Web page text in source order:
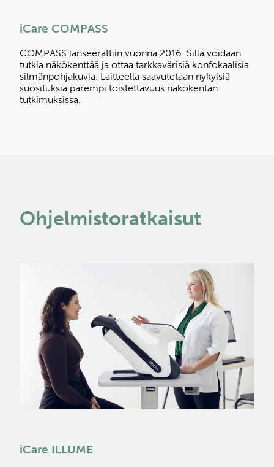
iCare COMPASS
COMPASS lanseerattiin vuonna 2016. Sillä voidaan
tutkia näkökenttää ja ottaa tarkkavärisiä konfokaalisia
silmänpohjakuvia. Laitteella saavutetaan nykyisiä
suosituksia parempi toistettavuus näkökentän
tutkimuksissa.
Ohjelmistoratkaisut
iCare ILLUME